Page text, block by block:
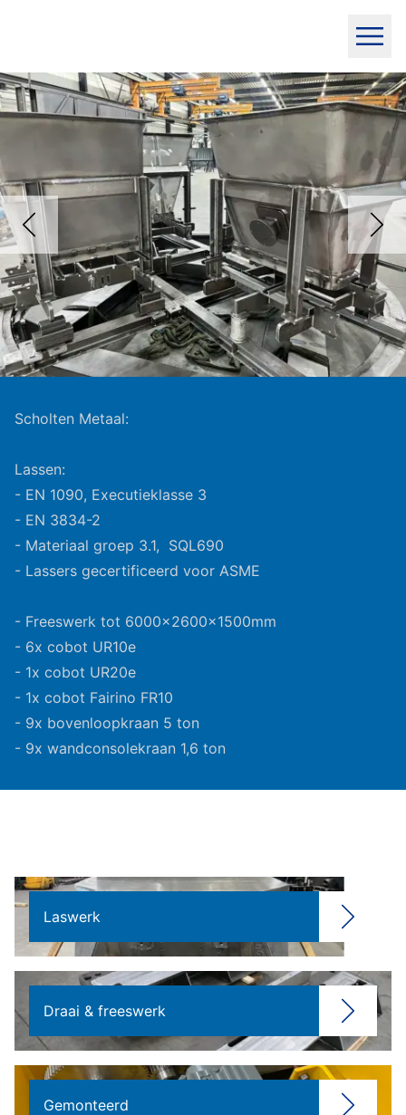
Scholten Metaal:
Lassen:
- EN 1090, Executieklasse 3
- EN 3834-2
- Materiaal groep 3.1, SQL690
- Lassers gecertificeerd voor ASME
- Freeswerk tot 6000x2600x1500mm
- 6x cobot UR10e
- 1x cobot UR20e
- 1x cobot Fairino FR10
- 9x bovenloopkraan 5 ton
- 9x wandconsolekraan 1,6 ton
Laswerk
Draai & freeswerk
Gemonteerd